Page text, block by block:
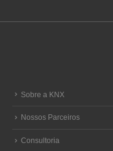
Sobre a KNX
Nossos Parceiros
Consultoria